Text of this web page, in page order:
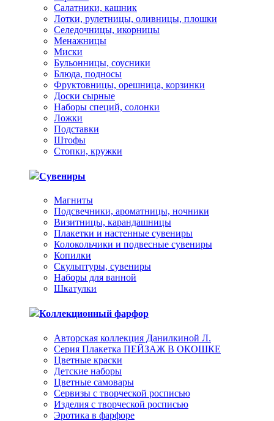
Салатники, кашник
Лотки, рулетницы, оливницы, плошки
Селедочницы, икорницы
Менажницы
Миски
Бульонницы, соусники
Блюда, подносы
Фруктовницы, орешница, корзинки
Доски сырные
Наборы специй, солонки
Ложки
Подставки
Штофы
Стопки, кружки
Сувениры
Магниты
Подсвечники, ароматницы, ночники
Визитницы, карандашницы
Плакетки и настенные сувениры
Колокольчики и подвесные сувениры
Копилки
Скульптуры, сувениры
Наборы для ванной
Шкатулки
Коллекционный фарфор
Авторская коллекция Данилкиной Л.
Серия Плакетка ПЕЙЗАЖ В ОКОШКЕ
Цветные краски
Детские наборы
Цветные самовары
Сервизы с творческой росписью
Изделия с творческой росписью
Эротика в фарфоре